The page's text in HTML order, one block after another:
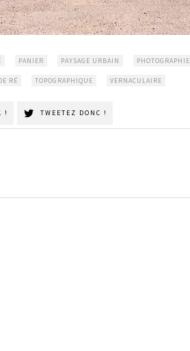
PANIER PAYSAGE URBAIN PHOTOGRAPHIE
RÉ TOPOGRAPHIQUE VERNACULAIRE
! TWEETEZ DONC !